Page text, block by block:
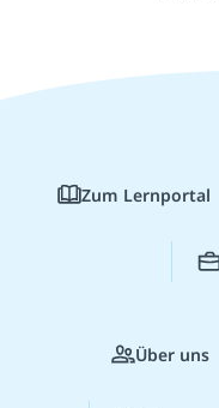
Zum Lernportal
Über uns